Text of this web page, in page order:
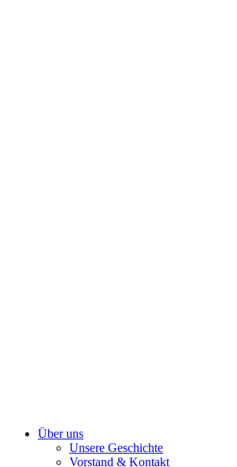
Über uns
Unsere Geschichte
Vorstand & Kontakt